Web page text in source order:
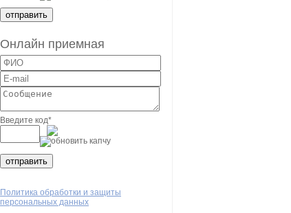
Онлайн приемная
Введите код*
Политика обработки и защиты
персональных данных